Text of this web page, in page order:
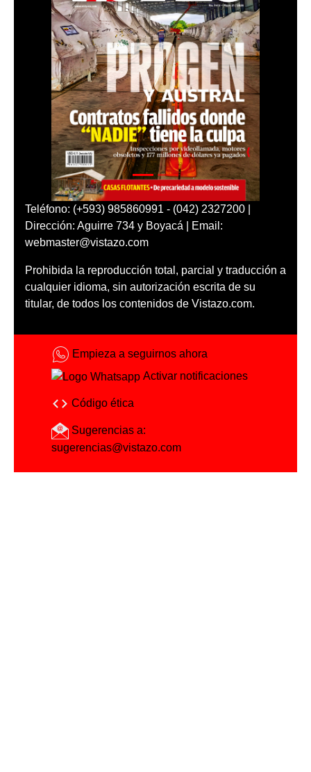
Teléfono: (+593) 985860991 - (042) 2327200 |
Dirección: Aguirre 734 y Boyacá | Email:
webmaster@vistazo.com
Prohibida la reproducción total, parcial y traducción a
cualquier idioma, sin autorización escrita de su
titular, de todos los contenidos de Vistazo.com.
Empieza a seguirnos ahora
Activar notificaciones
Código ética
Sugerencias a:
sugerencias@vistazo.com